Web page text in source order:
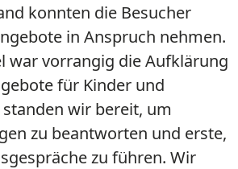
konnten die Besucher
in Anspruch nehmen.
war vorrangig die Aufklärung
für Kinder und
standen wir bereit, um
zu beantworten und erste,
zu führen. Wir